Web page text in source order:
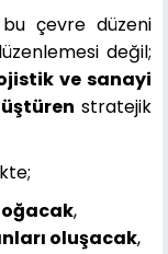
bu çevre düzeni
değil;
ve sanayi
stratejik
,
oluşacak,